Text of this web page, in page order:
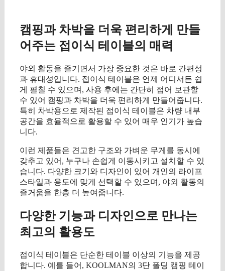
캠핑과 차박을 더욱 편리하게 만들
어주는 접이식 테이블의 매력
야외 활동을 즐기면서 가장 중요한 것은 바로 간편성
과 휴대성입니다. 접이식 테이블은 언제 어디서든 쉽
게 펼칠 수 있으며, 사용 후에는 간단히 접어 보관할
수 있어 캠핑과 차박을 더욱 편리하게 만들어줍니다.
특히 차박용으로 제작된 접이식 테이블은 차량 내부
공간을 효율적으로 활용할 수 있어 매우 인기가 높습
니다.
이런 제품들은 견고한 구조와 가벼운 무게를 동시에
갖추고 있어, 누구나 손쉽게 이동시키고 설치할 수 있
습니다. 다양한 크기와 디자인이 있어 개인의 라이프
스타일과 용도에 맞게 선택할 수 있으며, 야외 활동의
즐거움을 한층 더 높여줍니다.
다양한 기능과 디자인으로 만나는
최고의 활용도
접이식 테이블은 단순한 테이블 이상의 기능을 제공
합니다. 예를 들어, KOOLMAN의 3단 폴딩 캠핑 테이